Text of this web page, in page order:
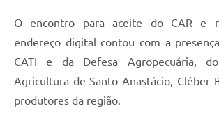
O encontro para aceite do CAR e
endereço digital contou com a
CATI e da Defesa Agropecuária,
Agricultura de Santo Anastácio, Cléber
produtores da região.